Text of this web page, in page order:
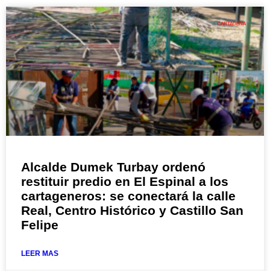
CARTAGENA
Alcalde Dumek Turbay ordenó
restituir predio en El Espinal a los
cartageneros: se conectará la calle
Real, Centro Histórico y Castillo San
Felipe
LEER MAS